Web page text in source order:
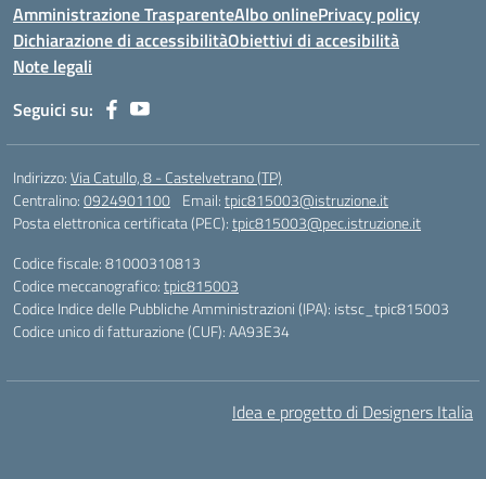
Amministrazione TrasparenteAlbo onlinePrivacy policy
Dichiarazione di accessibilitàObiettivi di accesibilità
Note legali
Seguici su:
Indirizzo:Via Catullo, 8 - Castelvetrano (TP)
Centralino:0924901100 Email:tpic815003@istruzione.it
Posta elettronica certificata (PEC):tpic815003@pec.istruzione.it
Codice fiscale: 81000310813
Codice meccanografico:tpic815003
Codice Indice delle Pubbliche Amministrazioni (IPA): istsc_tpic815003
Codice unico di fatturazione (CUF): AA93E34
Idea e progetto di Designers Italia